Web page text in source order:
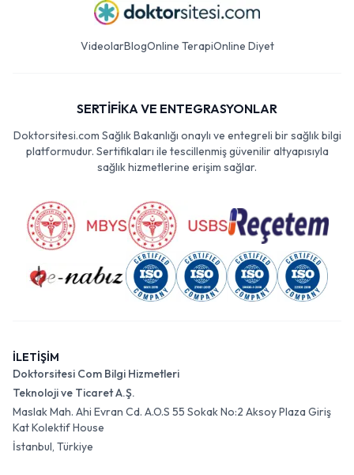
VideolarBlogOnline TerapiOnline Diyet
SERTİFİKA VE ENTEGRASYONLAR
Doktorsitesi.com Sağlık Bakanlığı onaylı ve entegreli bir sağlık bilgi
platformudur. Sertifikaları ile tescillenmiş güvenilir altyapısıyla
sağlık hizmetlerine erişim sağlar.
İLETİŞİM
Doktorsitesi Com Bilgi Hizmetleri
Teknoloji ve Ticaret A.Ş.
Maslak Mah. Ahi Evran Cd. A.O.S 55 Sokak No:2 Aksoy Plaza Giriş
Kat Kolektif House
İstanbul, Türkiye